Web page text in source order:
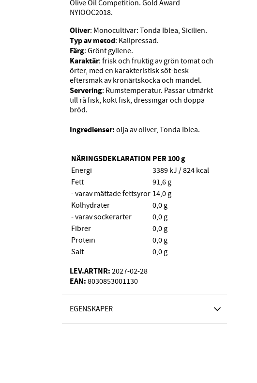
Olive Oil Competition. Gold Award
NYIOOC2018.
Oliver: Monocultivar: Tonda Iblea, Sicilien.
Typ av metod: Kallpressad.
Färg: Grönt gyllene.
Karaktär: frisk och fruktig av grön tomat och
örter, med en karakteristisk söt-besk
eftersmak av kronärtskocka och mandel.
Servering: Rumstemperatur. Passar utmärkt
till rå fisk, kokt fisk, dressingar och doppa
bröd.
Ingredienser: olja av oliver, Tonda Iblea.
NÄRINGSDEKLARATION PER 100 g
Energi
3389 kJ / 824 kcal
Fett
91,6 g
- varav mättade fettsyror 14,0 g
Kolhydrater
0,0 g
- varav sockerarter
0,0 g
Fibrer
0,0 g
Protein
0,0 g
Salt
0,0 g
LEV.ARTNR: 2027-02-28
EAN: 8030853001130
EGENSKAPER